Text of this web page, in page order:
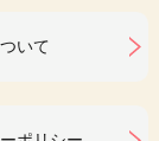
いて